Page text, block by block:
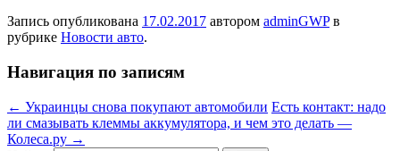
Запись опубликована 17.02.2017 автором adminGWPв
рубрике Новости авто.
Навигация по записям
← Украинцы снова покупают автомобили Есть контакт: надо
ли смазывать клеммы аккумулятора, и чем это делать —
Колеса.ру →